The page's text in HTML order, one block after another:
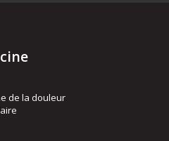
de la douleur